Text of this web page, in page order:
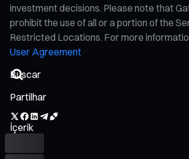
investment decisions. Please note that
prohibit the use of all or a portion of the
Restricted Locations. For more
User Agreement
Partilhar
İçerik